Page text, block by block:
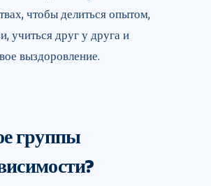
чтобы делиться опытом,
учиться друг у друга и
выздоровление.
группы